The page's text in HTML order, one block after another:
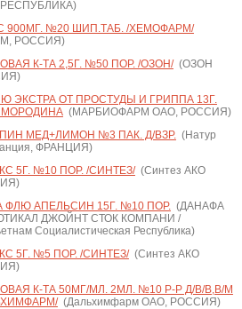
900МГ. №20 ШИП.ТАБ. /ХЕМОФАРМ/
РОССИЯ)
К-ТА 2,5Г. №50 ПОР. /ОЗОН/(ОЗОН
ЭКСТРА ОТ ПРОСТУДЫ И ГРИППА 13Г.
(МАРБИОФАРМ ОАО, РОССИЯ)
МЕД+ЛИМОН №3 ПАК. Д/ВЗР.(Натур
ФРАНЦИЯ)
5Г. №10 ПОР. /СИНТЕЗ/(Синтез АКО
ФЛЮ АПЕЛЬСИН 15Г. №10 ПОР.(ДАНАФА
ДЖОЙНТ СТОК КОМПАНИ /
Социалистическая Республика)
5Г. №5 ПОР. /СИНТЕЗ/(Синтез АКО
К-ТА 50МГ/МЛ. 2МЛ. №10 Р-Р Д/В/В,В/М
(Дальхимфарм ОАО, РОССИЯ)